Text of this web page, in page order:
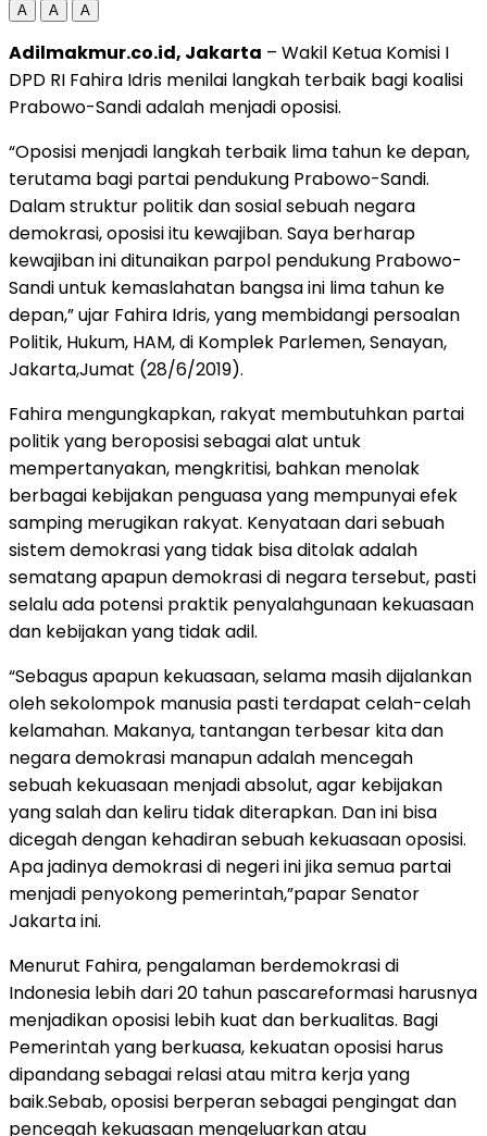
A A A
Adilmakmur.co.id, Jakarta – Wakil Ketua Komisi I
DPD RI Fahira Idris menilai langkah terbaik bagi koalisi
Prabowo-Sandi adalah menjadi oposisi.
“Oposisi menjadi langkah terbaik lima tahun ke depan,
terutama bagi partai pendukung Prabowo-Sandi.
Dalam struktur politik dan sosial sebuah negara
demokrasi, oposisi itu kewajiban. Saya berharap
kewajiban ini ditunaikan parpol pendukung Prabowo-
Sandi untuk kemaslahatan bangsa ini lima tahun ke
depan,” ujar Fahira Idris, yang membidangi persoalan
Politik, Hukum, HAM, di Komplek Parlemen, Senayan,
Jakarta,Jumat (28/6/2019).
Fahira mengungkapkan, rakyat membutuhkan partai
politik yang beroposisi sebagai alat untuk
mempertanyakan, mengkritisi, bahkan menolak
berbagai kebijakan penguasa yang mempunyai efek
samping merugikan rakyat. Kenyataan dari sebuah
sistem demokrasi yang tidak bisa ditolak adalah
sematang apapun demokrasi di negara tersebut, pasti
selalu ada potensi praktik penyalahgunaan kekuasaan
dan kebijakan yang tidak adil.
“Sebagus apapun kekuasaan, selama masih dijalankan
oleh sekolompok manusia pasti terdapat celah-celah
kelamahan. Makanya, tantangan terbesar kita dan
negara demokrasi manapun adalah mencegah
sebuah kekuasaan menjadi absolut, agar kebijakan
yang salah dan keliru tidak diterapkan. Dan ini bisa
dicegah dengan kehadiran sebuah kekuasaan oposisi.
Apa jadinya demokrasi di negeri ini jika semua partai
menjadi penyokong pemerintah,”papar Senator
Jakarta ini.
Menurut Fahira, pengalaman berdemokrasi di
Indonesia lebih dari 20 tahun pascareformasi harusnya
menjadikan oposisi lebih kuat dan berkualitas. Bagi
Pemerintah yang berkuasa, kekuatan oposisi harus
dipandang sebagai relasi atau mitra kerja yang
baik.Sebab, oposisi berperan sebagai pengingat dan
pencegah kekuasaan mengeluarkan atau